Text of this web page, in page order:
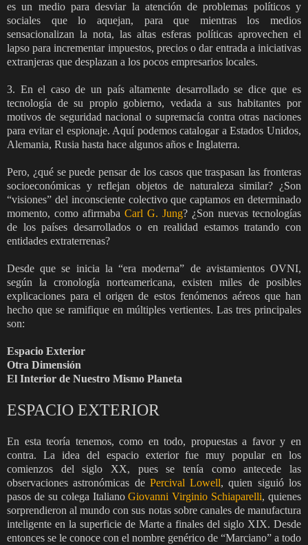
es un medio para desviar la atención de problemas políticos y
sociales que lo aquejan, para que mientras los medios
sensacionalizan la nota, las altas esferas políticas aprovechen el
lapso para incrementar impuestos, precios o dar entrada a iniciativas
extranjeras que desplazan a los pocos empresarios locales.
3. En el caso de un país altamente desarrollado se dice que es
tecnología de su propio gobierno, vedada a sus habitantes por
motivos de seguridad nacional o supremacía contra otras naciones
para evitar el espionaje. Aquí podemos catalogar a Estados Unidos,
Alemania, Rusia hasta hace algunos años e Inglaterra.
Pero, ¿qué se puede pensar de los casos que traspasan las fronteras
socioeconómicas y reflejan objetos de naturaleza similar? ¿Son
“visiones” del inconsciente colectivo que captamos en determinado
momento, como afirmaba Carl G. Jung? ¿Son nuevas tecnologías
de los países desarrollados o en realidad estamos tratando con
entidades extraterrenas?
Desde que se inicia la “era moderna” de avistamientos OVNI,
según la cronología norteamericana, existen miles de posibles
explicaciones para el origen de estos fenómenos aéreos que han
hecho que se ramifique en múltiples vertientes. Las tres principales
son:
Espacio Exterior
Otra Dimensión
El Interior de Nuestro Mismo Planeta
ESPACIO EXTERIOR
En esta teoría tenemos, como en todo, propuestas a favor y en
contra. La idea del espacio exterior fue muy popular en los
comienzos del siglo XX, pues se tenía como antecede las
observaciones astronómicas de Percival Lowell, quien siguió los
pasos de su colega ItalianoGiovanni Virginio Schiaparelli, quienes
sorprendieron al mundo con sus notas sobre canales de manufactura
inteligente en la superficie de Marte a finales del siglo XIX. Desde
entonces se le conoce con el nombre genérico de “Marciano” a todo